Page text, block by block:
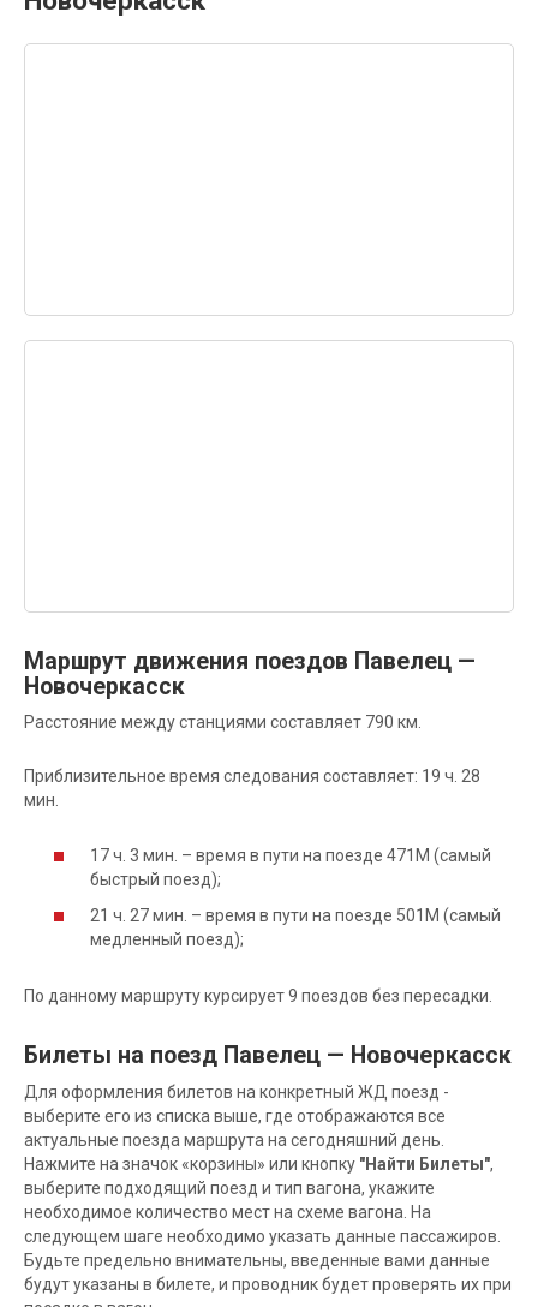
Маршрут движения поездов Павелец —
Новочеркасск
Расстояние между станциями составляет 790 км.
Приблизительное время следования составляет: 19 ч. 28
мин.
17 ч. 3 мин. – время в пути на поезде 471М (самый
быстрый поезд);
21 ч. 27 мин. – время в пути на поезде 501М (самый
медленный поезд);
По данному маршруту курсирует 9 поездов без пересадки.
Билеты на поезд Павелец — Новочеркасск
Для оформления билетов на конкретный ЖД поезд -
выберите его из списка выше, где отображаются все
актуальные поезда маршрута на сегодняшний день.
Нажмите на значок «корзины» или кнопку "Найти Билеты",
выберите подходящий поезд и тип вагона, укажите
необходимое количество мест на схеме вагона. На
следующем шаге необходимо указать данные пассажиров.
Будьте предельно внимательны, введенные вами данные
будут указаны в билете, и проводник будет проверять их при